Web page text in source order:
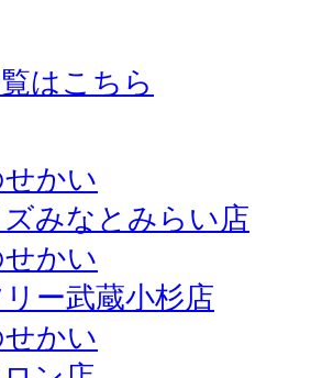
はこちら
かい
みなとみらい店
かい
ー武蔵小杉店
かい